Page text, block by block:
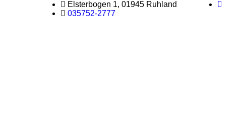
Elsterbogen 1, 01945 Ruhland
035752-2777